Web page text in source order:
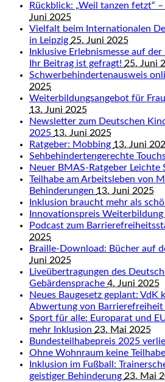
Rückblick: „Weil tanzen fetzt“
Juni 2025
Vielfalt beim Internationalen
in Leipzig 25. Juni 2025
Inklusive Erlebnismesse auf
Ihr Beitrag ist gefragt! 25. Juni
Schwerbehindertenausweis
2025
Weiterbildungsangebot für
13. Juni 2025
Newsletter zum Deutschen
2025 13. Juni 2025
Ratgeber: Mobbing 13. Juni
Sehbehindertengerechte
Neuer BMAS-Ratgeber Leichte
Teilhabe am Arbeitsleben von
Behinderungen 13. Juni 2025
Inklusion braucht mehr als
Innovationspreis
Podcast zum
2025
Braille-Download: Bücher auf
Juni 2025
Liveübertragungen des
Gebärdensprache 4. Juni 2025
Neues Baugesetz geplant:
Abwertung von Barrierefreiheit
Sport für alle: Europarat und
mehr Inklusion 23. Mai 2025
Bundesteilhabepreis 2025
Ohne Wohnraum keine
Inklusion im Fußball:
geistiger Behinderung 23. Mai